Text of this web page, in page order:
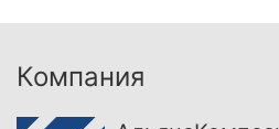
Компания